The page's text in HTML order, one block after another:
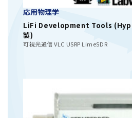
応用物理学
LiFi Development Tools
製)
可視光通信 VLC USRP LimeSDR